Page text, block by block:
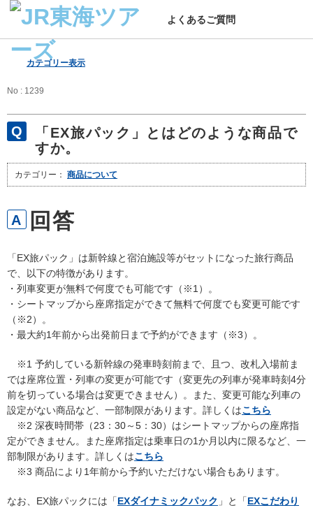
よくあるご質問
カテゴリー表示
No : 1239
「EX旅パック」とはどのような商品で
すか。
カテゴリー： 商品について
「EX旅パック」は新幹線と宿泊施設等がセットになった旅行商品
で、以下の特徴があります。
・列車変更が無料で何度でも可能です（※1）。
・シートマップから座席指定ができて無料で何度でも変更可能です
（※2）。
・最大約1年前から出発前日まで予約ができます（※3）。
※1 予約している新幹線の発車時刻前まで、且つ、改札入場前ま
では座席位置・列車の変更が可能です（変更先の列車が発車時刻4分
前を切っている場合は変更できません）。また、変更可能な列車の
設定がない商品など、一部制限があります。詳しくはこちら
※2 深夜時間帯（23：30～5：30）はシートマップからの座席指
定ができません。また座席指定は乗車日の1か月以内に限るなど、一
部制限があります。詳しくはこちら
※3 商品により1年前から予約いただけない場合もあります。
なお、EX旅パックには「EXダイナミックパック 」と「EXこだわり